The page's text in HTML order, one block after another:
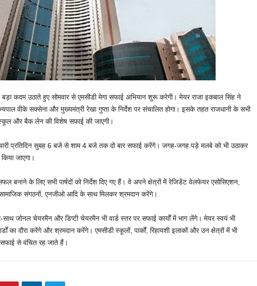
कदम उठाते हुए सोमवार से एमसीडी मेगा सफाई अभियान शुरू करेगी। मेयर राजा इकबाल सिंह ने
वीके सक्सेना और मुख्यमंत्री रेखा गुप्ता के निर्देश पर संचालित होगा। इसके तहत राजधानी के सभी
स्कूल और बैक लेन की विशेष सफाई की जाएगी।
प्रतिदिन सुबह 6 बजे से शाम 4 बजे तक दो बार सफाई करेंगे। जगह-जगह पड़े मलबे को भी उठाकर
किया जाएगा।
बनाने के लिए सभी पार्षदों को निर्देश दिए गए हैं। वे अपने क्षेत्रों में रेजिडेंट वेलफेयर एसोसिएशन,
सामाजिक संगठनों, एनजीओ आदि के साथ मिलकर श्रमदान करेंगे।
साथ जोनल चेयरमैन और डिप्टी चेयरमैन भी वार्ड स्तर पर सफाई कार्यों में भाग लेंगे। मेयर स्वयं भी
का दौरा करेंगे और श्रमदान करेंगे। एमसीडी स्कूलों, पार्कों, रिहायशी इलाकों और उन क्षेत्रों में भी
सफाई से वंचित रह जाते हैं।